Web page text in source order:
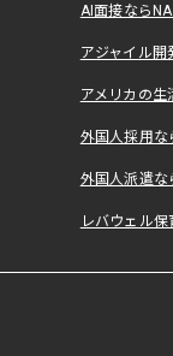
AI面接なら
アジャイル
アメリカの
外国人採用
外国人派遣な
レバウェル